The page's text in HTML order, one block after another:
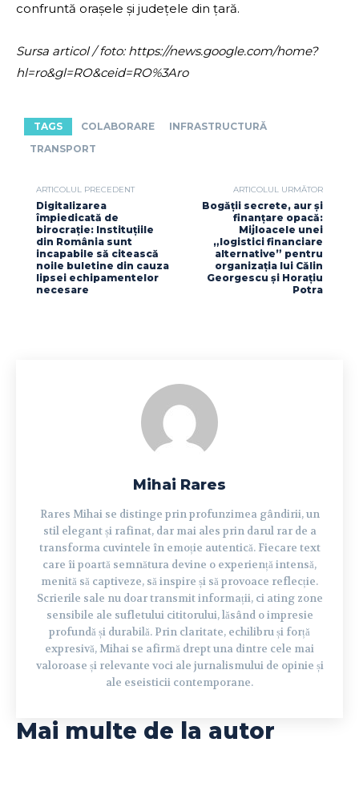
confruntă orașele și județele din țară.
Sursa articol / foto: https://news.google.com/home?
hl=ro&gl=RO&ceid=RO%3Aro
TAGS COLABORARE
INFRASTRUCTURĂ
TRANSPORT
ARTICOLUL PRECEDENT
Digitalizarea
împiedicată de
birocrație: Instituțiile
din România sunt
incapabile să citească
noile buletine din cauza
lipsei echipamentelor
necesare
ARTICOLUL URMĂTOR
Bogății secrete, aur și
finanțare opacă:
Mijloacele unei
„logistici financiare
alternative” pentru
organizația lui Călin
Georgescu și Horațiu
Potra
Mihai Rares
Rares Mihai se distinge prin profunzimea gândirii, un
stil elegant și rafinat, dar mai ales prin darul rar de a
transforma cuvintele în emoție autentică. Fiecare text
care îi poartă semnătura devine o experiență intensă,
menită să captiveze, să inspire și să provoace reflecție.
Scrierile sale nu doar transmit informații, ci ating zone
sensibile ale sufletului cititorului, lăsând o impresie
profundă și durabilă. Prin claritate, echilibru și forță
expresivă, Mihai se afirmă drept una dintre cele mai
valoroase și relevante voci ale jurnalismului de opinie și
ale eseisticii contemporane.
Mai multe de la autor